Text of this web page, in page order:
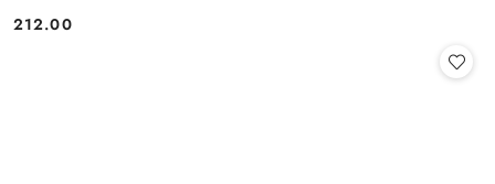
Cena:
212.00